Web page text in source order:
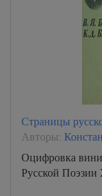
Страницы
Авторы:
Оцифровка
Русской